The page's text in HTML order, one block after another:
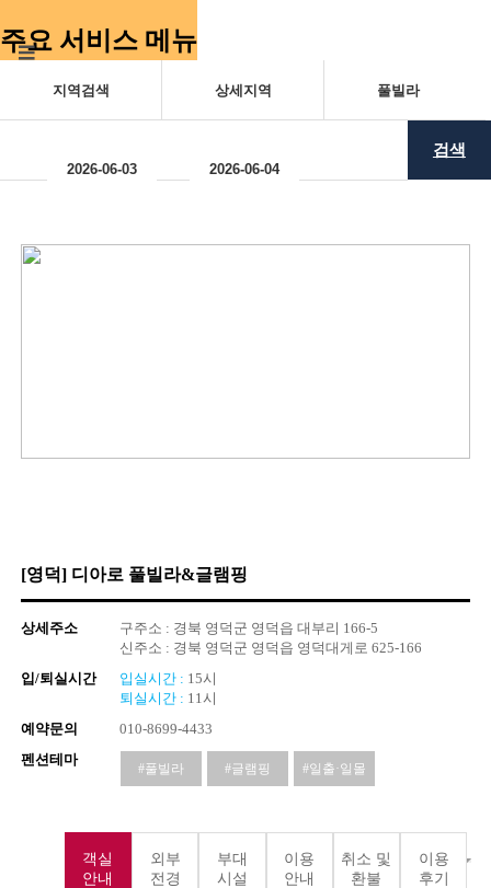
주요 서비스 메뉴
검색
[영덕] 디아로 풀빌라&글램핑
상세주소
구주소 : 경북 영덕군 영덕읍 대부리 166-5
신주소 : 경북 영덕군 영덕읍 영덕대게로 625-166
입/퇴실시간
입실시간 : 15시
퇴실시간 : 11시
예약문의
010-8699-4433
펜션테마
#풀빌라 #글램핑 #일출·일몰
객실
안내
외부
전경
부대
시설
이용
안내
취소 및
환불
이용
후기